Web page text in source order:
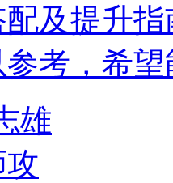
及提升
考，希